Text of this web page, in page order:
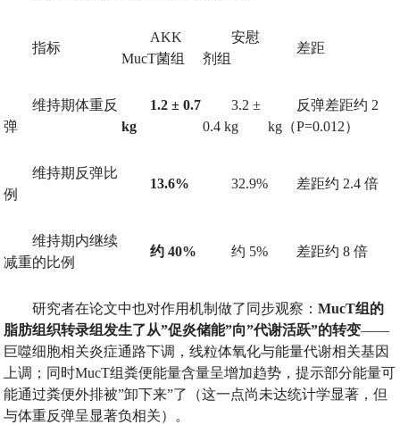
指标
AKK
MucT菌组
安慰
剂组
差距
维持期体重反
弹
1.2 ± 0.7
kg
3.2 ±
0.4 kg
反弹差距约 2
kg（P=0.012）
维持期反弹比
例
13.6% 32.9% 差距约 2.4 倍
维持期内继续
减重的比例
约40% 约 5% 差距约 8 倍
研究者在论文中也对作用机制做了同步观察：MucT组的
脂肪组织转录组发生了从”促炎储能”向”代谢活跃”的转变——
巨噬细胞相关炎症通路下调，线粒体氧化与能量代谢相关基因
上调；同时MucT组粪便能量含量呈增加趋势，提示部分能量可
能通过粪便外排被”卸下来”了（这一点尚未达统计学显著，但
与体重反弹呈显著负相关）。